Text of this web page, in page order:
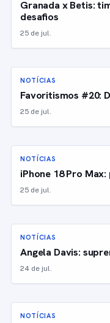
Granada x Betis:
desafios
25 de jul.
NOTÍCIAS
Favoritismos #20:
25 de jul.
NOTÍCIAS
iPhone 18 Pro
25 de jul.
NOTÍCIAS
Angela Davis:
24 de jul.
NOTÍCIAS